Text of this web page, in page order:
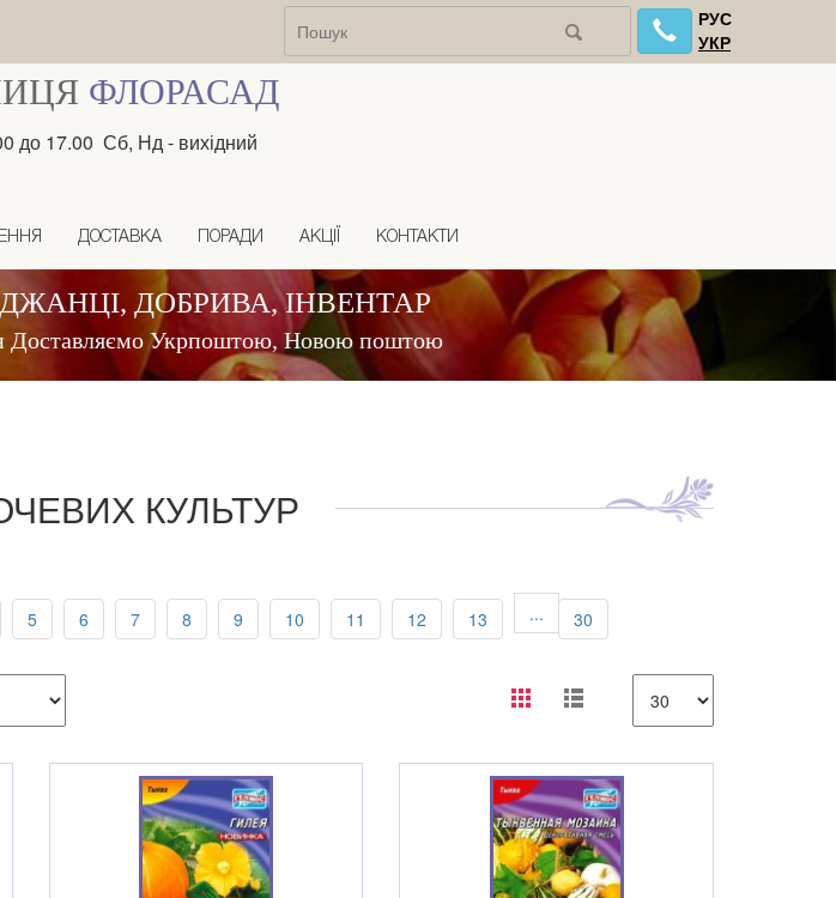
РУС
УКР
ФЛОРАСАД
до 17.00 Сб, Нд - вихідний
ДОСТАВКА ПОРАДИ АКЦІЇ КОНТАКТИ
ДОБРИВА, ІНВЕНТАР
Доставляємо Укрпоштою, Новою поштою
КУЛЬТУР
5 6 7 8 9 10 11 12 13 ... 30